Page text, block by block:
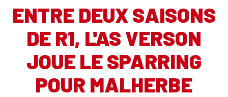
ENTRE DEUX SAISONS
DE R1, L'AS VERSON
JOUE LE SPARRING
POUR MALHERBE